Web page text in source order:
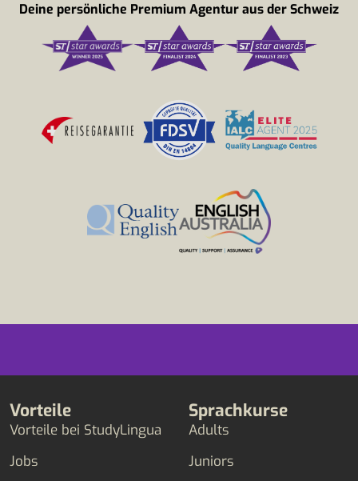
Deine persönliche Premium Agentur aus der Schweiz
Vorteile
Vorteile bei StudyLingua
Jobs
Sprachkurse
Adults
Juniors